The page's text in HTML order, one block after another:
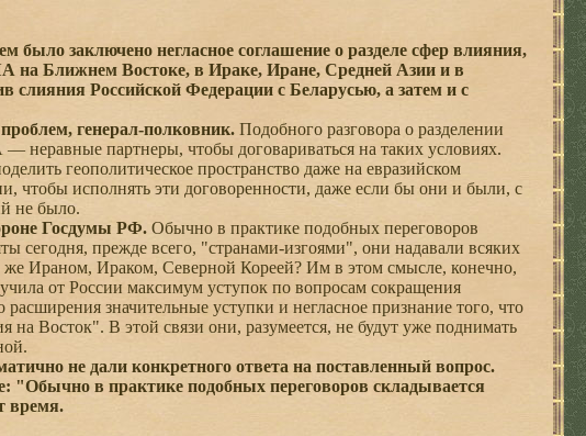
заключено негласное соглашение о разделе сфер влияния,
на Ближнем Востоке, в Ираке, Иране, Средней Азии и в
слияния Российской Федерации с Беларусью, а затем и с
генерал-полковник. Подобного разговора о разделении
партнеры, чтобы договариваться на таких условиях.
геополитическое пространство даже на евразийском
чтобы исполнять эти договоренности, даже если бы они и были, с
не было.
Госдумы РФ. Обычно в практике подобных переговоров
сегодня, прежде всего, "странами-изгоями", они надавали всяких
же Ираном, Ираком, Северной Кореей? Им в этом смысле, конечно,
от России максимум уступок по вопросам сокращения
значительные уступки и негласное признание того, что
Восток". В этой связи они, разумеется, не будут уже поднимать
не дали конкретного ответа на поставленный вопрос.
"Обычно в практике подобных переговоров складывается
время.